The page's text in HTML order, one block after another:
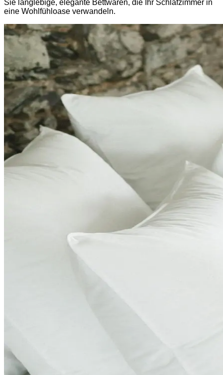
Sie langlebige, elegante Bettwaren, die Ihr Schlafzimmer in
eine Wohlfühloase verwandeln.